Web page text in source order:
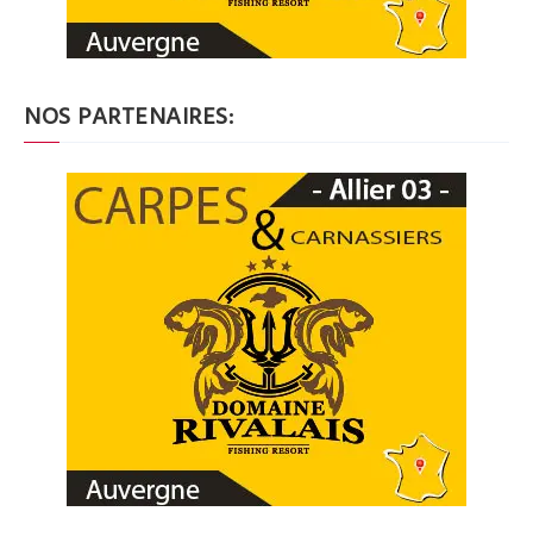
NOS PARTENAIRES: